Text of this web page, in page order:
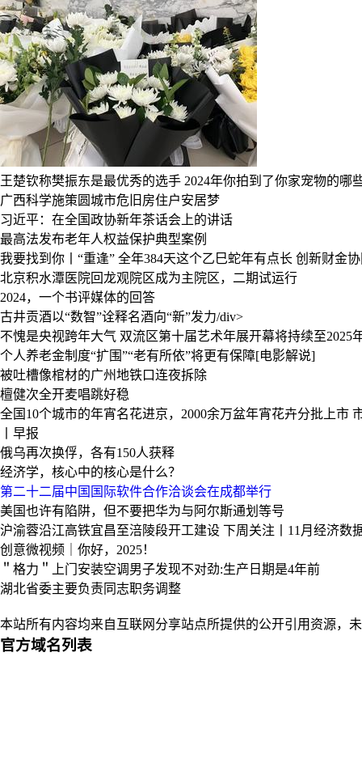
王楚钦称樊振东是最优秀的选手 2024年你拍到了你家宠物的哪
广西科学施策圆城市危旧房住户安居梦
习近平：在全国政协新年茶话会上的讲话
最高法发布老年人权益保护典型案例
我要找到你丨“重逢” 全年384天这个乙巳蛇年有点长 创新财金
北京积水潭医院回龙观院区成为主院区，二期试运行
2024，一个书评媒体的回答
古井贡酒以“数智”诠释名酒向“新”发力/div>
不愧是央视跨年大气 双流区第十届艺术年展开幕将持续至2025
个人养老金制度“扩围”“老有所依”将更有保障[电影解说]
被吐槽像棺材的广州地铁口连夜拆除
檀健次全开麦唱跳好稳
全国10个城市的年宵名花进京，2000余万盆年宵花卉分批上市
丨早报
俄乌再次换俘，各有150人获释
经济学，核心中的核心是什么？
第二十二届中国国际软件合作洽谈会在成都举行
美国也许有陷阱，但不要把华为与阿尔斯通划等号
沪渝蓉沿江高铁宜昌至涪陵段开工建设 下周关注丨11月经济数
创意微视频｜你好，2025！
＂格力＂上门安装空调男子发现不对劲:生产日期是4年前
湖北省委主要负责同志职务调整
本站所有内容均来自互联网分享站点所提供的公开引用资源，
官方域名列表